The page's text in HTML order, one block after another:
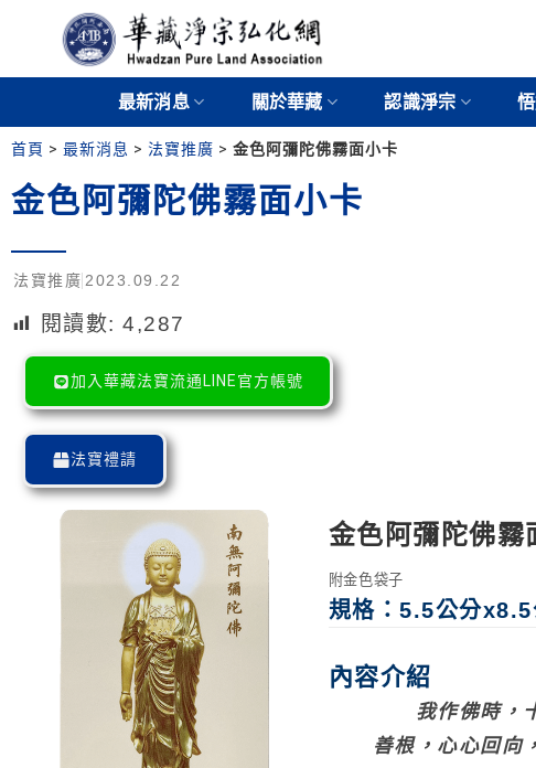
最新消息 關於華藏 認識淨宗
首頁 > 最新消息 > 法寶推廣 > 金色阿彌陀佛霧面小卡
金色阿彌陀佛霧面小卡
法寶推廣 2023.09.22
閱讀數: 4,287
加入華藏法寶流通LINE官方帳號
法寶禮請
金色阿彌陀佛霧
附金色袋子
規格：5.5公分x8.5
內容介紹
我作佛時，
善根，心心回向